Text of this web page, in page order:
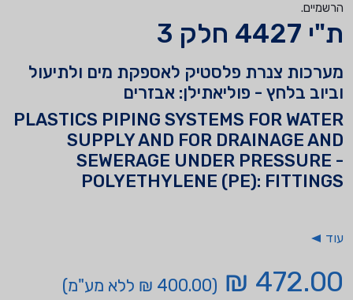
הרשמיים.
ת"י 4427 חלק 3
מערכות צנרת פלסטיק לאספקת מים ולתיעול
וביוב בלחץ - פוליאתילן: אבזרים
PLASTICS PIPING SYSTEMS FOR WATER
SUPPLY AND FOR DRAINAGE AND
SEWERAGE UNDER PRESSURE -
POLYETHYLENE (PE): FITTINGS
עוד
472.00 ₪ (400.00 ₪ ללא מע"מ)